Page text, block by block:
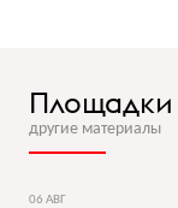
Площадки
другие материалы
06 АВГ